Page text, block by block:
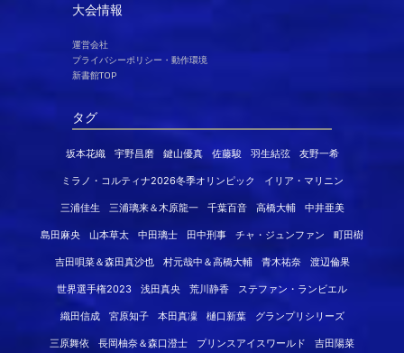
大会情報
運営会社
プライバシーポリシー・動作環境
新書館TOP
タグ
坂本花織 宇野昌磨 鍵山優真 佐藤駿 羽生結弦 友野一希
ミラノ・コルティナ2026冬季オリンピック イリア・マリニン
三浦佳生 三浦璃来＆木原龍一 千葉百音 高橋大輔 中井亜美
島田麻央 山本草太 中田璃士 田中刑事 チャ・ジュンファン 町田樹
吉田唄菜＆森田真沙也 村元哉中＆高橋大輔 青木祐奈 渡辺倫果
世界選手権2023 浅田真央 荒川静香 ステファン・ランビエル
織田信成 宮原知子 本田真凜 樋口新葉 グランプリシリーズ
三原舞依 長岡柚奈＆森口澄士 プリンスアイスワールド 吉田陽菜